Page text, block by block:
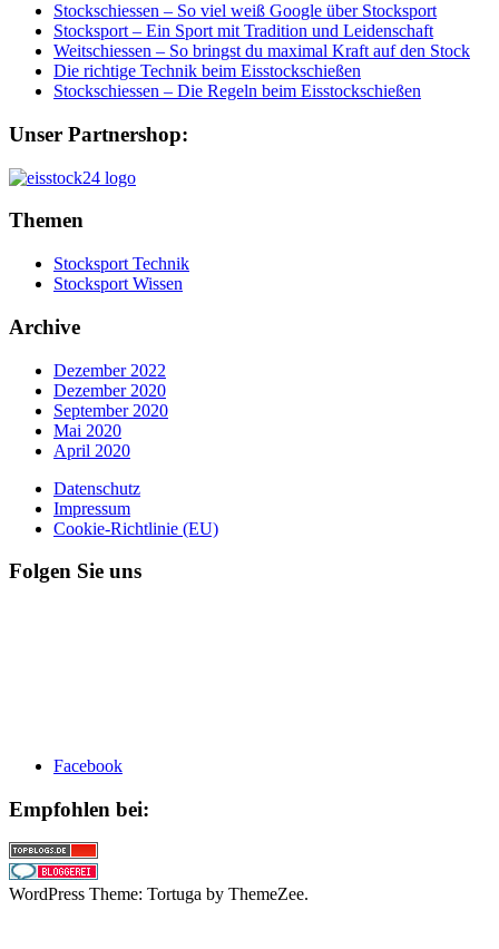
Stockschiessen – So viel weiß Google über Stocksport
Stocksport – Ein Sport mit Tradition und Leidenschaft
Weitschiessen – So bringst du maximal Kraft auf den Stock
Die richtige Technik beim Eisstockschießen
Stockschiessen – Die Regeln beim Eisstockschießen
Unser Partnershop:
Themen
Stocksport Technik
Stocksport Wissen
Archive
Dezember 2022
Dezember 2020
September 2020
Mai 2020
April 2020
Datenschutz
Impressum
Cookie-Richtlinie (EU)
Folgen Sie uns
Facebook
Empfohlen bei:
WordPress Theme: Tortuga by ThemeZee.